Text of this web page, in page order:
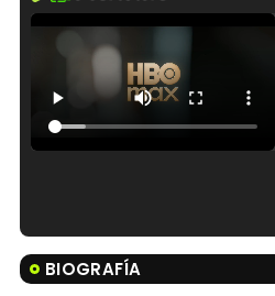
BIOGRAFÍA